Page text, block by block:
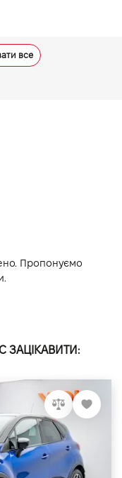
все
Пропонуємо
ЗАЦІКАВИТИ: